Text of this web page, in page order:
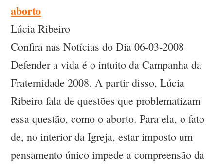
aborto
Lúcia Ribeiro
Confira nas Notícias do Dia 06-03-2008
Defender a vida é o intuito da Campanha da
Fraternidade 2008. A partir disso, Lúcia
Ribeiro fala de questões que problematizam
essa questão, como o aborto. Para ela, o fato
de, no interior da Igreja, estar imposto um
pensamento único impede a compreensão da